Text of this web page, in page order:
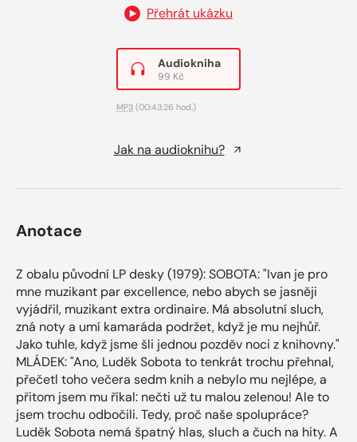
Přehrát ukázku
Audiokniha
99 Kč
MP3 (00:43:26 hod.)
Jak na audioknihu?
Anotace
Z obalu původní LP desky (1979): SOBOTA: "Ivan je pro
mne muzikant par excellence, nebo abych se jasněji
vyjádřil, muzikant extra ordinaire. Má absolutní sluch,
zná noty a umí kamaráda podržet, když je mu nejhůř.
Jako tuhle, když jsme šli jednou pozděv noci z knihovny."
MLÁDEK: "Ano, Luděk Sobota to tenkrát trochu přehnal,
přečetl toho večera sedm knih a nebylo mu nejlépe, a
přitom jsem mu říkal: nečti už tu malou zelenou! Ale to
jsem trochu odbočili. Tedy, proč naše spolupráce?
Luděk Sobota nemá špatný hlas, sluch a čuch na hity. A